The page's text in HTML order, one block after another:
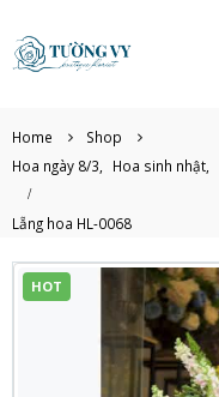
Home
Shop
Hoa ngày 8/3
Hoa sinh nhật
Lẵng hoa HL-0068
HOT